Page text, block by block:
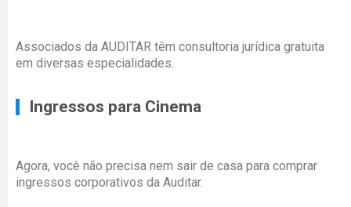
Associados da AUDITAR têm consultoria jurídica gratuita
em diversas especialidades.
Ingressos para Cinema
Agora, você não precisa nem sair de casa para comprar
ingressos corporativos da Auditar.